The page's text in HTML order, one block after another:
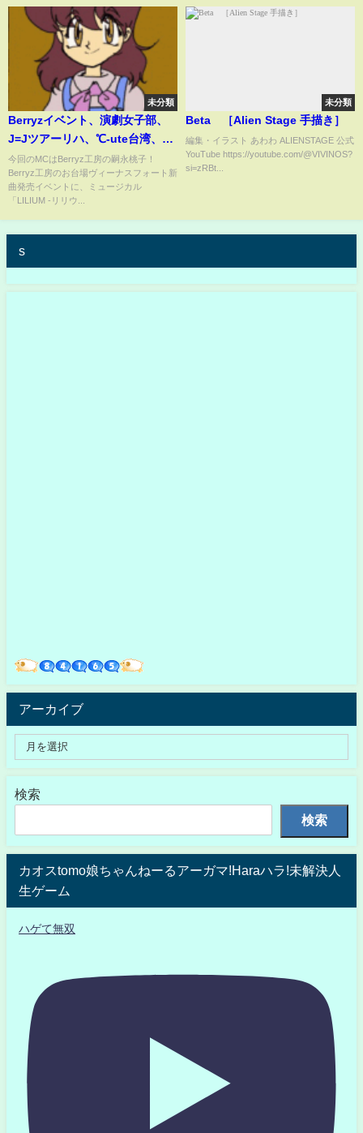
未分類
Berryzイベント、演劇女子部、
J=Jツアーリハ、℃-ute台湾、
Weekly Smile MC:嗣永桃子【ハ
ロ！ステ#71】
今回のMCはBerryz工房の嗣永桃子！
Berryz工房のお台場ヴィーナスフォート新
曲発売イベントに、ミュージカル
「LILIUM -リリウ...
未分類
Beta ［Alien Stage 手描き］
編集・イラスト あわわ ALIENSTAGE 公式
YouTube https://youtube.com/@VIVINOS?
si=zRBt...
s
アーカイブ
検索
検索
カオスtomo娘ちゃんねーるアーガマ!Haraハラ!未解決人
生ゲーム
ハゲて無双